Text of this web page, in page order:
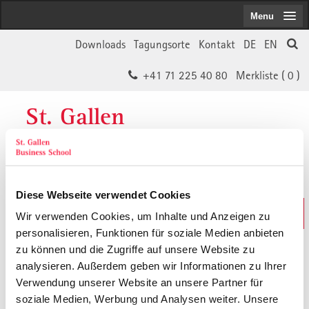
Diese Webseite verwendet Cookies
Wir verwenden Cookies, um Inhalte und Anzeigen zu
personalisieren, Funktionen für soziale Medien anbieten
zu können und die Zugriffe auf unsere Website zu
analysieren. Außerdem geben wir Informationen zu Ihrer
Verwendung unserer Website an unsere Partner für
soziale Medien, Werbung und Analysen weiter. Unsere
EN
DE
Kontakt
Tagungsorte
Downloads
Merkliste ( 0 )
+41 71 225 40 80
St. Gallen
Business School
Weiterbildungs-Suche
In 30 Sekunden das Passende finden
Menu
Der von Ihnen gesuchte Inhalt ist